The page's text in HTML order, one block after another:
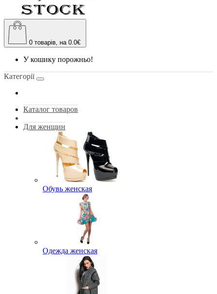
0 товарів, на 0.0€
У кошику порожньо!
Категорії
Каталог товаров
Для женщин
Обувь женская
Одежда женская